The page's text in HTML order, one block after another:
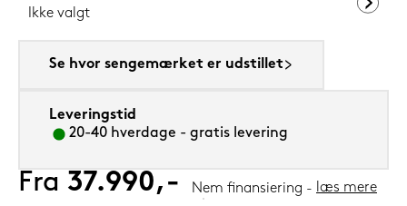
Ikke valgt
Se hvor sengemærket er udstillet
Leveringstid
20-40 hverdage - gratis levering
Fra 37.990,- Nem finansiering læs mere